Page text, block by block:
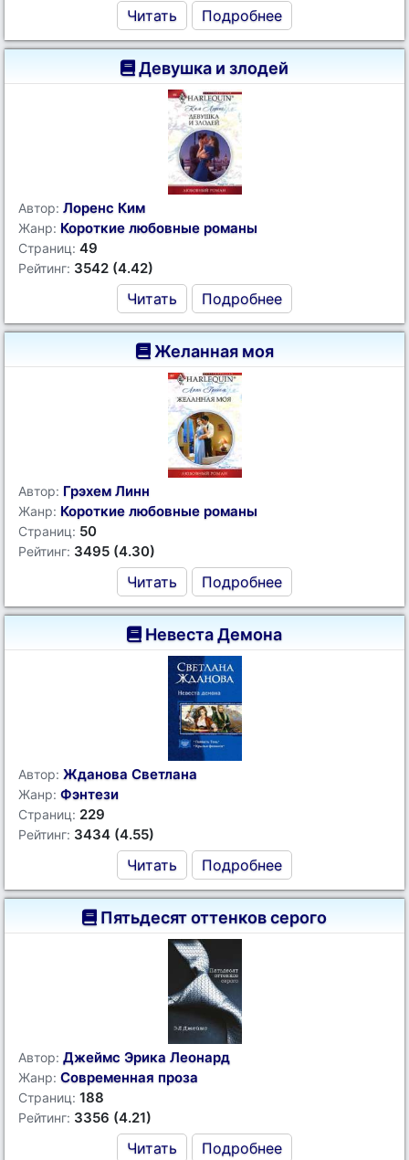
Читать Подробнее
Девушка и злодей
Автор: Лоренс Ким
Жанр: Короткие любовные романы
Страниц: 49
Рейтинг: 3542 (4.42)
Читать Подробнее
Желанная моя
Автор: Грэхем Линн
Жанр: Короткие любовные романы
Страниц: 50
Рейтинг: 3495 (4.30)
Читать Подробнее
Невеста Демона
Автор: Жданова Светлана
Жанр: Фэнтези
Страниц: 229
Рейтинг: 3434 (4.55)
Читать Подробнее
Пятьдесят оттенков серого
Автор: Джеймс Эрика Леонард
Жанр: Современная проза
Страниц: 188
Рейтинг: 3356 (4.21)
Читать Подробнее